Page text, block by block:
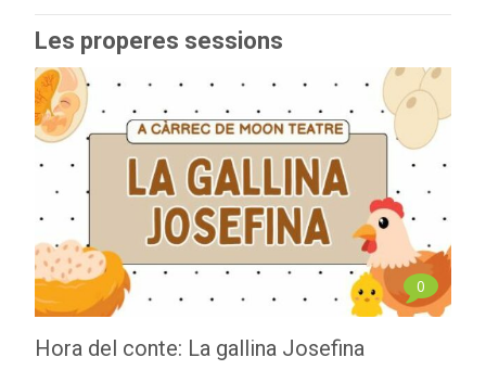
Les properes sessions
0
Hora del conte: La gallina Josefina